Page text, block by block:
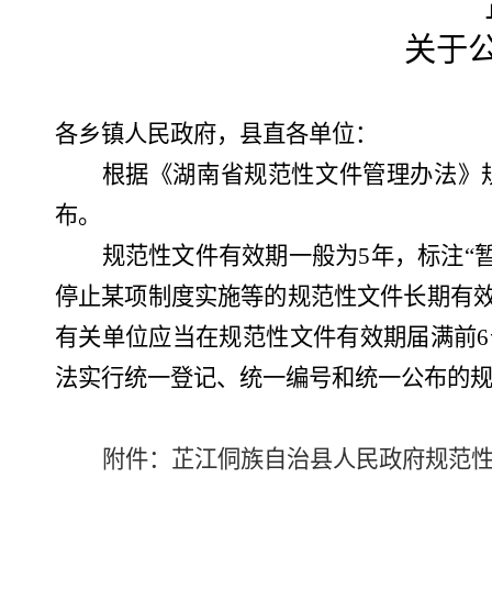
关于
各乡镇人民政府，县直各单位：
根据《湖南省规范性文件管理办法
布。
规范性文件有效期一般为5年，标注“
停止某项制度实施等的规范性文件长期有
有关单位应当在规范性文件有效期届满前6
法实行统一登记、统一编号和统一公布的
附件：芷江侗族自治县人民政府规范